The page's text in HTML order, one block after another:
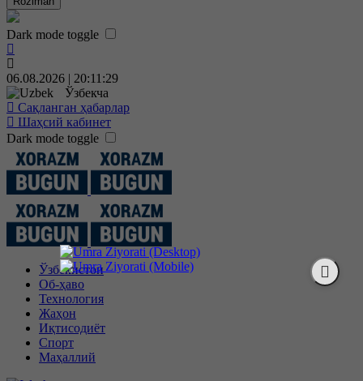
Dark mode toggle
06.08.2026 | 20:11:29
Ўзбекча
Сақланган ҳабарлар
Шаҳсий кабинет
Dark mode toggle
Ўзбекистон
Об-ҳаво
Технология
Жаҳон
Иқтисодиёт
Спорт
Маҳаллий